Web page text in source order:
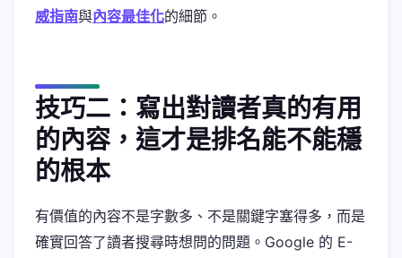
威指南與內容最佳化的細節。
技巧二：寫出對讀者真的有用
的內容，這才是排名能不能穩
的根本
有價值的內容不是字數多、不是關鍵字塞得多，而是
確實回答了讀者搜尋時想問的問題。Google 的 E-